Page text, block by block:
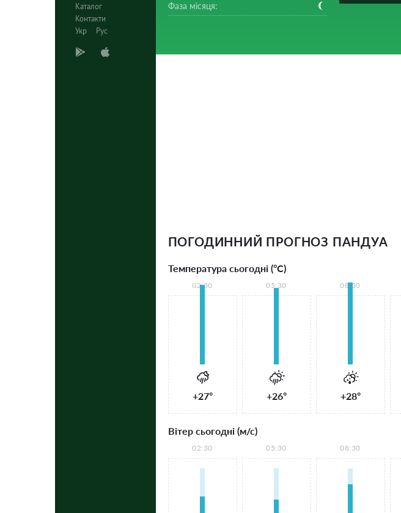
Каталог
Контакти
Укр
Рус
Фаза місяця:
ПОГОДИННИЙ ПРОГНОЗ ПАНДУА
Температура сьогодні (°С)
02:30
+27°
05:30
+26°
08:30
+28°
Вітер сьогодні (м/с)
02:30 05:30 08:30